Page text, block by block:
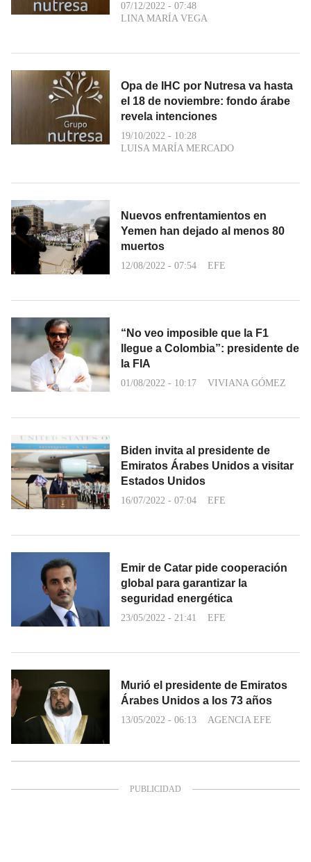
07/12/2022 - 07:48
LINA MARÍA VEGA
Opa de IHC por Nutresa va hasta
el 18 de noviembre: fondo árabe
revela intenciones
19/10/2022 - 10:28
LUISA MARÍA MERCADO
Nuevos enfrentamientos en
Yemen han dejado al menos 80
muertos
12/08/2022 - 07:54 EFE
“No veo imposible que la F1
llegue a Colombia”: presidente de
la FIA
01/08/2022 - 10:17 VIVIANA GÓMEZ
Biden invita al presidente de
Emiratos Árabes Unidos a visitar
Estados Unidos
16/07/2022 - 07:04 EFE
Emir de Catar pide cooperación
global para garantizar la
seguridad energética
23/05/2022 - 21:41 EFE
Murió el presidente de Emiratos
Árabes Unidos a los 73 años
13/05/2022 - 06:13 AGENCIA EFE